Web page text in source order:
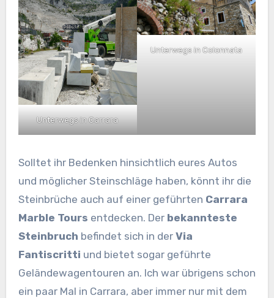
Unterwegs in Carrara
Unterwegs in Colonnata
Solltet ihr Bedenken hinsichtlich eures Autos
und möglicher Steinschläge haben, könnt ihr die
Steinbrüche auch auf einer geführten Carrara
Marble Tours entdecken. Derbekannteste
Steinbruch befindet sich in der Via
Fantiscritti und bietet sogar geführte
Geländewagentouren an. Ich war übrigens schon
ein paar Mal in Carrara, aber immer nur mit dem